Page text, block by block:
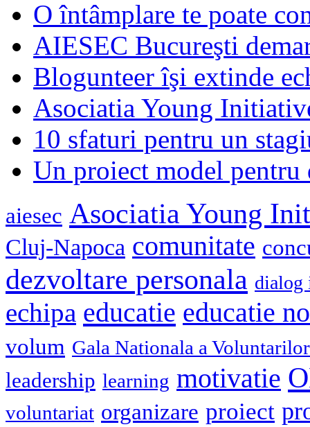
O întâmplare te poate
AIESEC Bucureşti
Blogunteer îşi extinde
Asociatia Young
10 sfaturi pentru un
Un proiect model
aiesec Asociatia Young
Cluj-Napoca comunitate
dezvoltare personala dialog
echipa educatie educatie
volum Gala Nationala a Voluntarilor
leadership learning motivatie
voluntariat organizare proiect